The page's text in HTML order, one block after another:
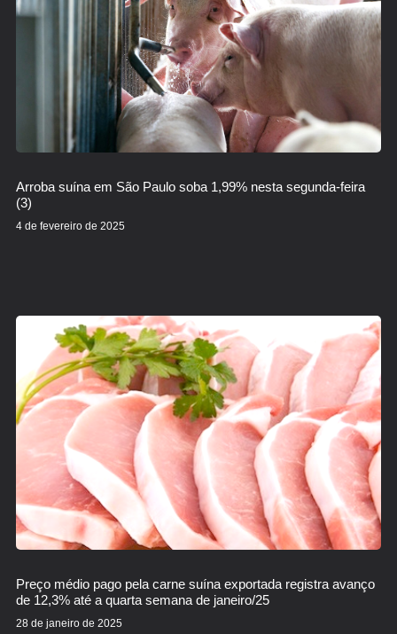
Arroba suína em São Paulo soba 1,99% nesta segunda-feira
(3)
4 de fevereiro de 2025
Preço médio pago pela carne suína exportada registra avanço
de 12,3% até a quarta semana de janeiro/25
28 de janeiro de 2025